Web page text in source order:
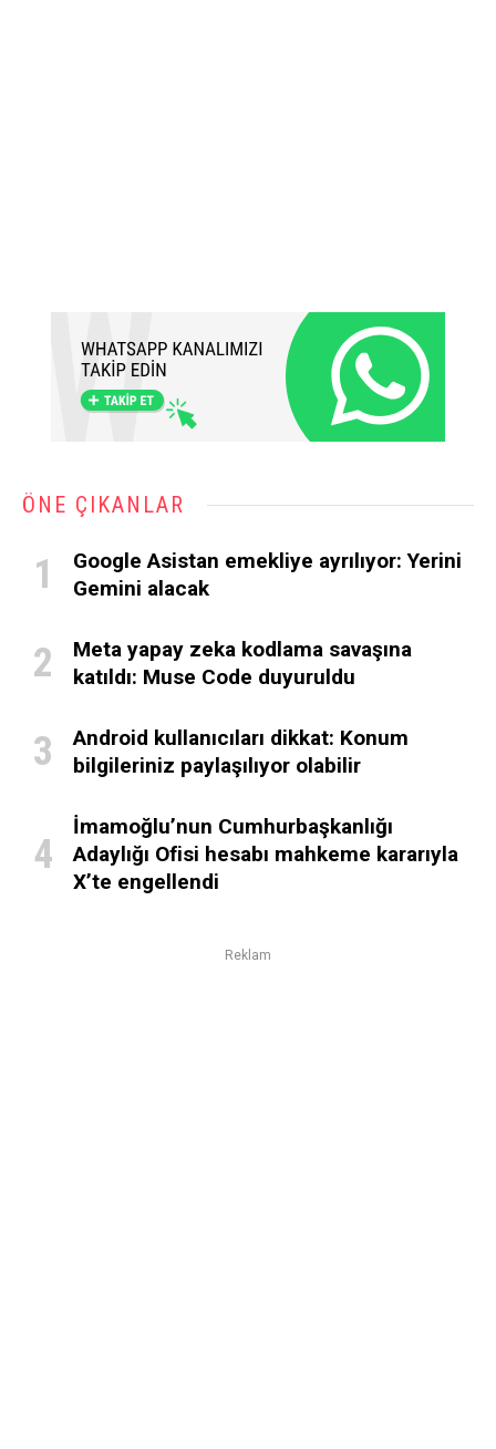
ÖNE ÇIKANLAR
Google Asistan emekliye ayrılıyor: Yerini
Gemini alacak
Meta yapay zeka kodlama savaşına
katıldı: Muse Code duyuruldu
Android kullanıcıları dikkat: Konum
bilgileriniz paylaşılıyor olabilir
İmamoğlu’nun Cumhurbaşkanlığı
Adaylığı Ofisi hesabı mahkeme kararıyla
X’te engellendi
Reklam